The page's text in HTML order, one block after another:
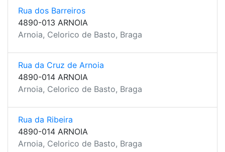
Rua dos Barreiros
4890-013 ARNOIA
Arnoia, Celorico de Basto, Braga
Rua da Cruz de Arnoia
4890-014 ARNOIA
Arnoia, Celorico de Basto, Braga
Rua da Ribeira
4890-014 ARNOIA
Arnoia, Celorico de Basto, Braga